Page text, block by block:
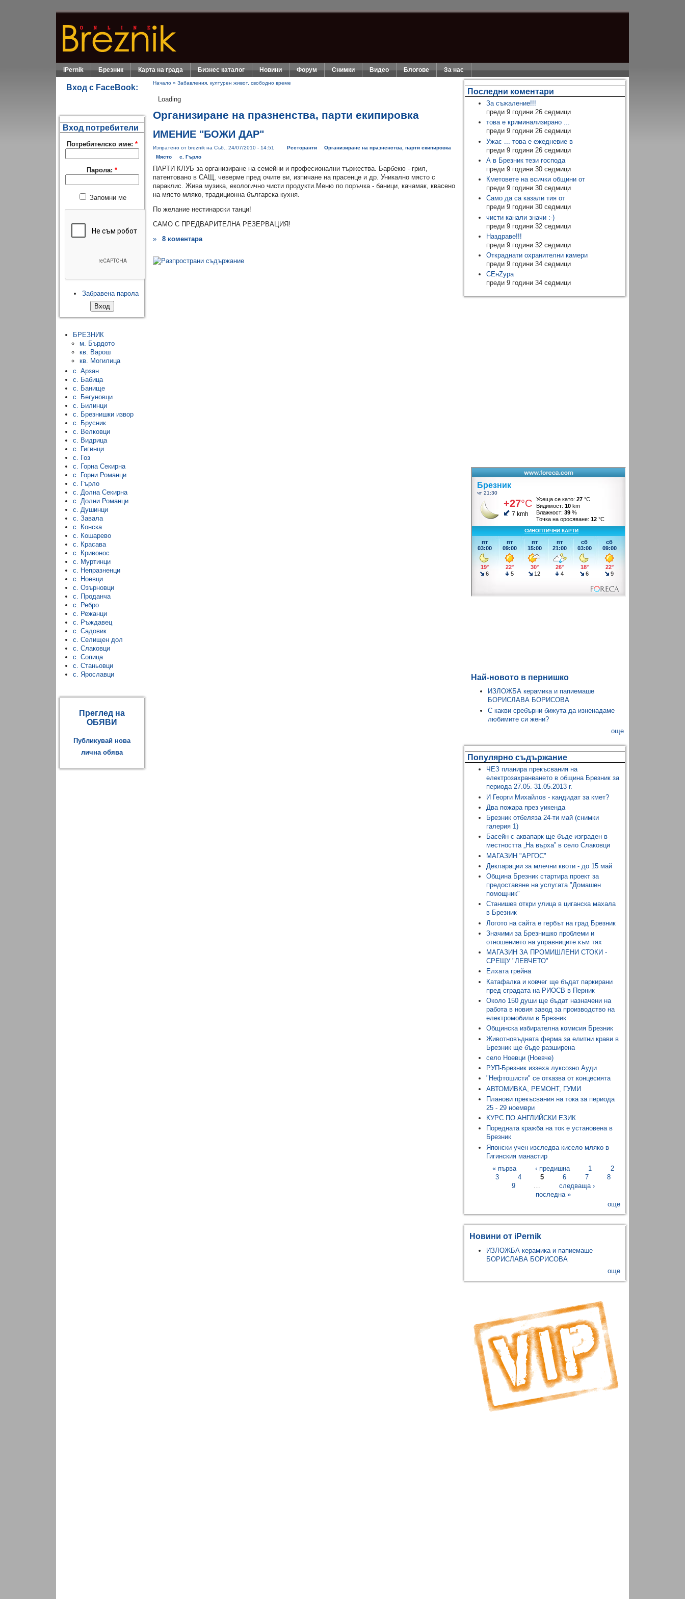
iPernik Брезник Карта на града Бизнес каталог Новини Форум Снимки Видео Блогове За нас
Вход с FaceBook:
Вход потребители
Потребителско име: *
Парола: *
Запомни ме
Забравена парола
БРЕЗНИК
м. Бърдото
кв. Варош
кв. Могилица
с. Арзан
с. Бабица
с. Банище
с. Бегуновци
с. Билинци
с. Брезнишки извор
с. Брусник
с. Велковци
с. Видрица
с. Гигинци
с. Гоз
с. Горна Секирна
с. Горни Романци
с. Гърло
с. Долна Секирна
с. Долни Романци
с. Душинци
с. Завала
с. Конска
с. Кошарево
с. Красава
с. Кривонос
с. Муртинци
с. Непразненци
с. Ноевци
с. Озърновци
с. Проданча
с. Ребро
с. Режанци
с. Ръждавец
с. Садовик
с. Селищен дол
с. Слаковци
с. Сопица
с. Станьовци
с. Ярославци
Преглед на
ОБЯВИ
Публикувай нова
лична обява
Начало » Забавления, културен живот, свободно време
Loading
Организиране на празненства, парти екипировка
ИМЕНИЕ "БОЖИ ДАР"
Изпратено от breznik на Съб., 24/07/2010 - 14:51 Ресторанти
Организиране на празненства, парти екипировка
Място
с. Гърло
ПАРТИ КЛУБ за организиране на семейни и професионални тържества. Барбекю - грил,
патентовано в САЩ, чеверме пред очите ви, изпичане на прасенце и др. Уникално място с
параклис. Жива музика, екологично чисти продукти.Меню по поръчка - баници, качамак, квасено
на място мляко, традиционна българска кухня.
По желание нестинарски танци!
САМО С ПРЕДВАРИТЕЛНА РЕЗЕРВАЦИЯ!
»
8 коментара
Последни коментари
За съжаление!!!
преди 9 години 26 седмици
това е криминализирано ...
преди 9 години 26 седмици
Ужас ... това е ежедневие в
преди 9 години 26 седмици
А в Брезник тези господа
преди 9 години 30 седмици
Кметовете на всички общини от
преди 9 години 30 седмици
Само да са казали тия от
преди 9 години 30 седмици
чисти канали значи :-)
преди 9 години 32 седмици
Наздраве!!!
преди 9 години 32 седмици
Откраднати охранителни камери
преди 9 години 34 седмици
CEнZура
преди 9 години 34 седмици
Най-новото в пернишко
ИЗЛОЖБА керамика и папиемаше
БОРИСЛАВА БОРИСОВА
С какви сребърни бижута да изненадаме
любимите си жени?
още
Популярно съдържание
ЧЕЗ планира прекъсвания на
електрозахранването в община Брезник за
периода 27.05.-31.05.2013 г.
И Георги Михайлов - кандидат за кмет?
Два пожара през уикенда
Брезник отбеляза 24-ти май (снимки
галерия 1)
Басейн с аквапарк ще бъде изграден в
местността „На върха” в село Слаковци
МАГАЗИН "АРГОС"
Декларации за млечни квоти - до 15 май
Община Брезник стартира проект за
предоставяне на услугата "Домашен
помощник"
Станишев откри улица в циганска махала
в Брезник
Логото на сайта е гербът на град Брезник
Значими за Брезнишко проблеми и
отношението на управниците към тях
МАГАЗИН ЗА ПРОМИШЛЕНИ СТОКИ -
СРЕЩУ "ЛЕВЧЕТО"
Елхата грейна
Катафалка и ковчег ще бъдат паркирани
пред сградата на РИОСВ в Перник
Около 150 души ще бъдат назначени на
работа в новия завод за производство на
електромобили в Брезник
Общинска избирателна комисия Брезник
Животновъдната ферма за елитни крави в
Брезник ще бъде разширена
село Ноевци (Ноевче)
РУП-Брезник иззеха луксозно Ауди
"Нефтошисти" се отказва от концесията
АВТОМИВКА, РЕМОНТ, ГУМИ
Планови прекъсвания на тока за периода
25 - 29 ноември
КУРС ПО АНГЛИЙСКИ ЕЗИК
Поредната кражба на ток е установена в
Брезник
Японски учен изследва кисело мляко в
Гигинския манастир
« първа
‹ предишна 1
2
3
4 5 6 7
8
9
следваща ›
последна »
още
Новини от iPernik
ИЗЛОЖБА керамика и папиемаше
БОРИСЛАВА БОРИСОВА
още